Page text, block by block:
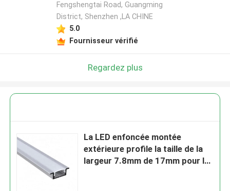
Fengshengtai Road, Guangming
District, Shenzhen ,LA CHINE
5.0
Fournisseur vérifié
Regardez plus
La LED enfoncée montée
extérieure profile la taille de la
largeur 7.8mm de 17mm pour la